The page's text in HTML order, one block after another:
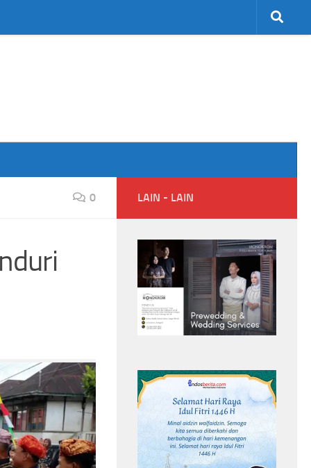
0
Tersambar
Smash Semangat Kemerdekaan! Bupati
Cup III Resmi Menghangatkan HUT RI
LAIN - LAIN